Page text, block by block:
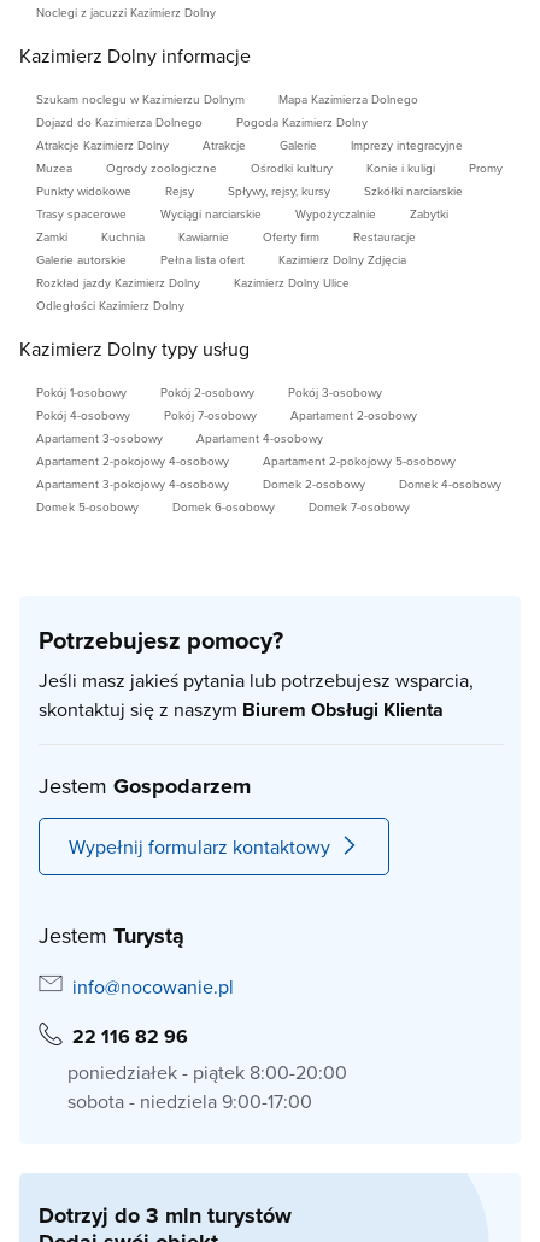
Noclegi z jacuzzi Kazimierz Dolny
Kazimierz Dolny informacje
Szukam noclegu w Kazimierzu Dolnym
Mapa Kazimierza Dolnego
Dojazd do Kazimierza Dolnego
Pogoda Kazimierz Dolny
Atrakcje Kazimierz Dolny
Atrakcje Galerie
Imprezy integracyjne
Muzea
Ogrody zoologiczne Ośrodki kultury Konie i kuligi
Promy
Punkty widokowe
Rejsy Spływy, rejsy, kursy
Szkółki narciarskie
Trasy spacerowe
Wyciągi narciarskie Wypożyczalnie
Zabytki
Zamki
Kuchnia Kawiarnie Oferty firm
Restauracje
Galerie autorskie
Pełna lista ofert
Kazimierz Dolny Zdjęcia
Rozkład jazdy Kazimierz Dolny
Kazimierz Dolny Ulice
Odległości Kazimierz Dolny
Kazimierz Dolny typy usług
Pokój 1-osobowy Pokój 2-osobowy
Pokój 3-osobowy
Pokój 4-osobowy
Pokój 7-osobowy
Apartament 2-osobowy
Apartament 3-osobowy
Apartament 4-osobowy
Apartament 2-pokojowy 4-osobowy
Apartament 2-pokojowy 5-osobowy
Apartament 3-pokojowy 4-osobowy
Domek 2-osobowy
Domek 4-osobowy
Domek 5-osobowy
Domek 6-osobowy Domek 7-osobowy
Potrzebujesz pomocy?
Jeśli masz jakieś pytania lub potrzebujesz wsparcia,
skontaktuj się z naszym Biurem Obsługi Klienta
Jestem Gospodarzem
Wypełnij formularz kontaktowy
Jestem Turystą
info@nocowanie.pl
22 116 82 96
poniedziałek - piątek 8:00-20:00
sobota - niedziela 9:00-17:00
Dotrzyj do 3 mln turystów